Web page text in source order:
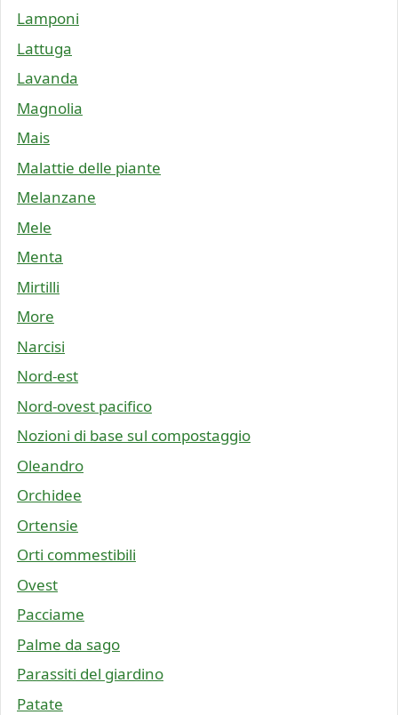
Lamponi
Lattuga
Lavanda
Magnolia
Mais
Malattie delle piante
Melanzane
Mele
Menta
Mirtilli
More
Narcisi
Nord-est
Nord-ovest pacifico
Nozioni di base sul compostaggio
Oleandro
Orchidee
Ortensie
Orti commestibili
Ovest
Pacciame
Palme da sago
Parassiti del giardino
Patate